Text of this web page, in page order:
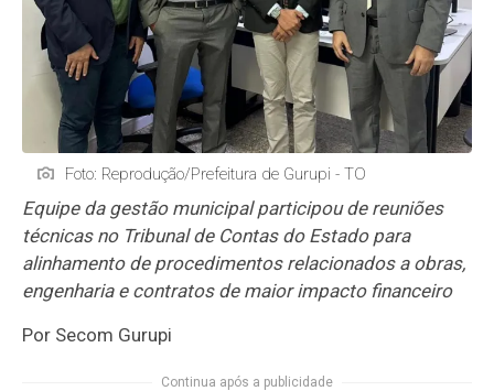
Foto: Reprodução/Prefeitura de Gurupi - TO
Equipe da gestão municipal participou de reuniões
técnicas no Tribunal de Contas do Estado para
alinhamento de procedimentos relacionados a obras,
engenharia e contratos de maior impacto financeiro
Por Secom Gurupi
Continua após a publicidade